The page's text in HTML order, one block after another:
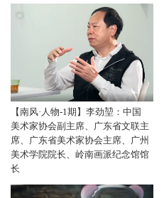
【南风·人物-1期】李劲堃：中国
美术家协会副主席、广东省文联主
席、广东省美术家协会主席、广州
美术学院院长、岭南画派纪念馆馆
长